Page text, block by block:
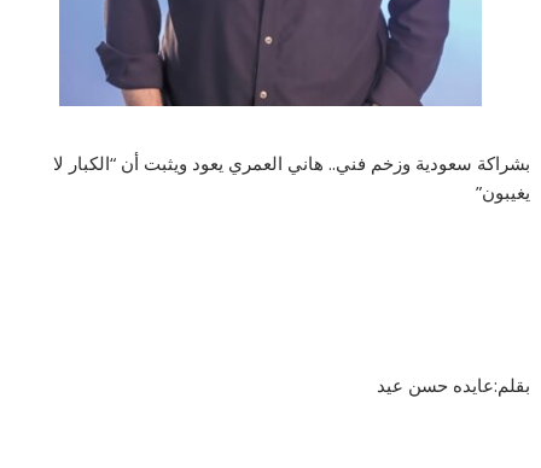
بشراكة سعودية وزخم فني.. هاني العمري يعود ويثبت أن “الكبار لا
يغيبون”
بقلم:عايده حسن عيد